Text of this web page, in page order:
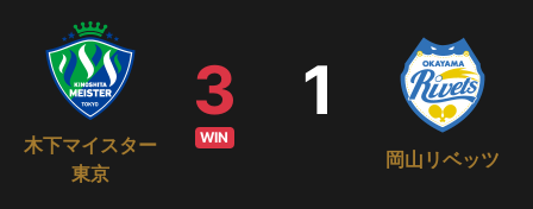
木下マイスター
東京
3
WIN
岡山リベッツ
1